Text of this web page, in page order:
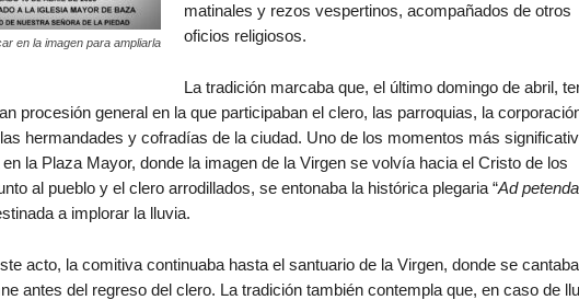
en la imagen para ampliarla
matinales y rezos vespertinos, acompañados de otros
oficios religiosos.
La tradición marcaba que, el último domingo de abril,
procesión general en la que participaban el clero, las parroquias, la
hermandades y cofradías de la ciudad. Uno de los momentos más
la Plaza Mayor, donde la imagen de la Virgen se volvía hacia el Cristo de los
al pueblo y el clero arrodillados, se entonaba la histórica plegaria “Ad
a implorar la lluvia.
acto, la comitiva continuaba hasta el santuario de la Virgen, donde se
antes del regreso del clero. La tradición también contempla que, en caso de